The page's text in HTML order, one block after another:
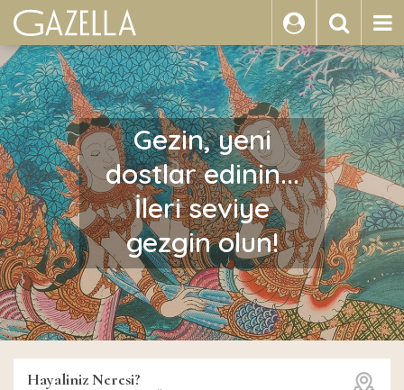
ARA
Gezin, yeni
dostlar edinin...
İleri seviye
gezgin olun!
Hayaliniz Neresi?